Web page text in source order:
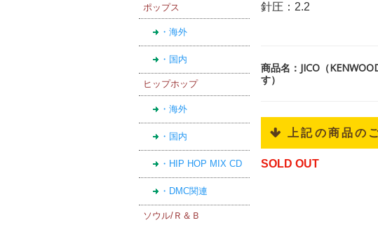
ポップス
・海外
・国内
ヒップホップ
・海外
・国内
・HIP HOP MIX CD
・DMC関連
ソウル/Ｒ＆Ｂ
針圧：2.2
商品名：JICO（
す）
 上記の商品の
SOLD OUT